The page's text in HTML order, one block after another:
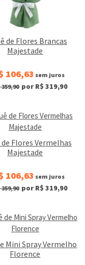
de Flores Brancas
Majestade
106,63 sem juros
359,90 por R$ 319,90
de Flores Vermelhas
Majestade
106,63 sem juros
359,90 por R$ 319,90
Mini Spray Vermelho
Florence